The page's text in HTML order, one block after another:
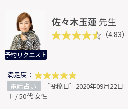
予約リクエスト
佐々木玉蓮 先生
（4.83）
満足度：
電話占い
［投稿日］2020年09月22日
Ｔ / 50代 女性